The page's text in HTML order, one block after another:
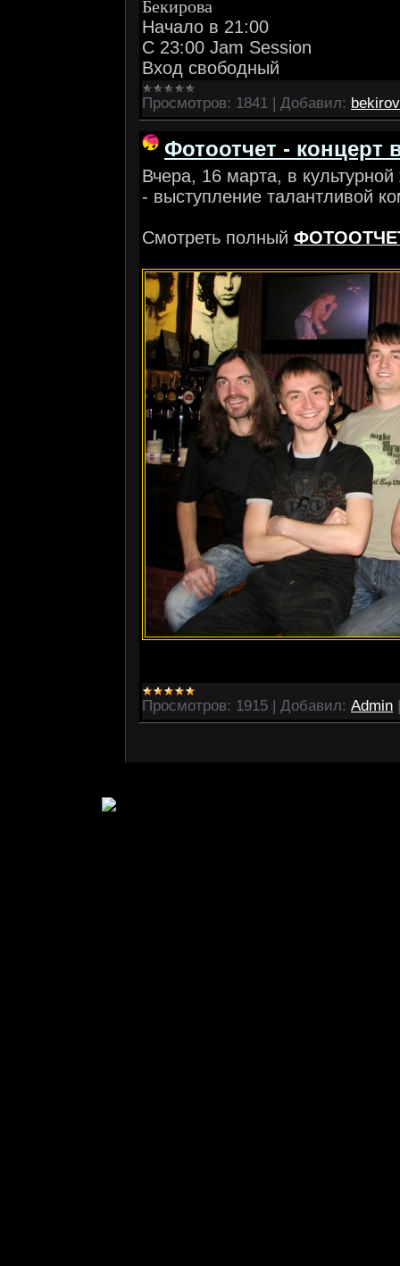
Бекирова
Начало в 21:00
С 23:00 Jam Session
Вход свободный
Просмотров: 1841 | Добавил: bekirov
Фотоотчет - концерт
Вчера, 16 марта, в
- выступление талантливой
Смотреть полный
Просмотров: 1915 | Добавил: Admin